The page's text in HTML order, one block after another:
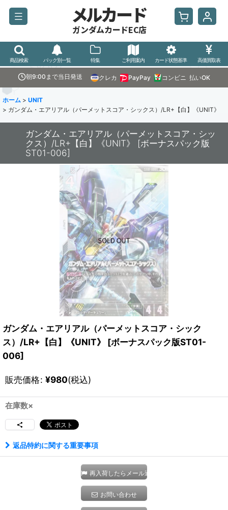
メルカード
ガンダムカードEC店
商品検索 パック別一覧 特集 ご利用案内 カード状態基準 高価買取表
朝9:00まで当日発送 クレカ PayPay コンビニ 払いOK
ホーム > UNIT
> ガンダム・エアリアル（パーメットスコア・シックス）/LR+【白】《UNIT》
ガンダム・エアリアル（パーメットスコア・シッ
クス）/LR+【白】《UNIT》
[ボーナスパック版
ST01-006]
ガンダム・エアリアル（パーメットスコア・シック
ス）/LR+【白】《UNIT》
[ボーナスパック版ST01-
006]
販売価格: ¥980(税込)
在庫数×
返品特約に関する重要事項
再入荷したらメール通知
お問い合わせ